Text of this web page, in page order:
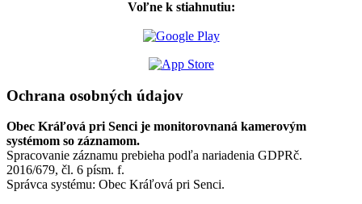
Voľne k stiahnutiu:
Ochrana osobných údajov
Obec Kráľová pri Senci je monitorovnaná kamerovým
systémom so záznamom.
Spracovanie záznamu prebieha podľa nariadenia GDPRč.
2016/679, čl. 6 písm. f.
Správca systému: Obec Kráľová pri Senci.